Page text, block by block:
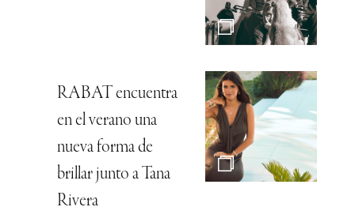
RABAT encuentra
en el verano una
nueva forma de
brillar junto a Tana
Rivera